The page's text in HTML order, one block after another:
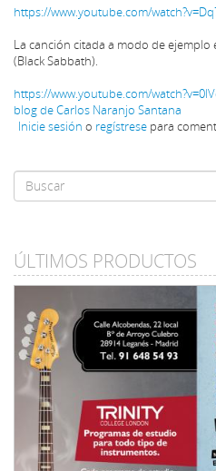
https://www.youtube.com/
La canción citada a modo de ejemplo
(Black Sabbath).
https://www.youtube.com/
blog de Carlos Naranjo Santana
Inicie sesión o regístrese para
Formulario
búsqueda
ÚLTIMOS PRODUCTOS